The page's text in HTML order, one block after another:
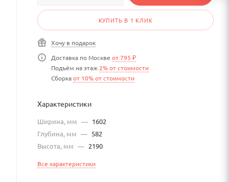
КУПИТЬ В 1 КЛИК
Хочу в подарок
Доставка по Москве от 795 ₽
Подъём на этаж 2% от стоимости
Сборкаот 10% от стоимости
Характеристики
Ширина, мм — 1602
Глубина, мм — 582
Высота, мм — 2190
Все характеристики